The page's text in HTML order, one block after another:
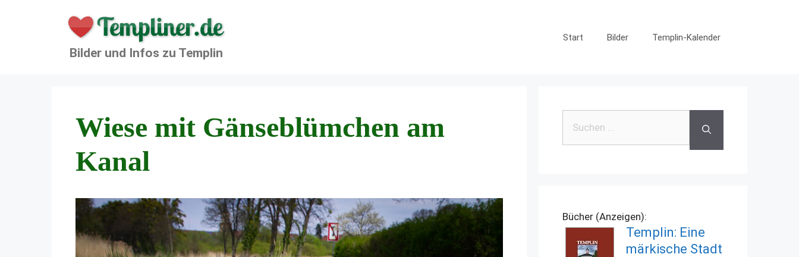
Bilder und Infos zu Templin
Start Bilder Templin-Kalender
Wiese mit Gänseblümchen am
Kanal
nach:
Bücher (Anzeigen):
Templin: Eine
märkische Stadt